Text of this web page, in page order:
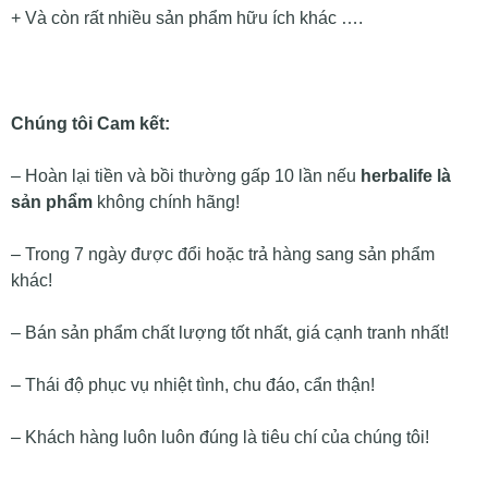
+ Và còn rất nhiều sản phẩm hữu ích khác ….
Chúng tôi Cam kết:
– Hoàn lại tiền và bồi thường gấp 10 lần nếu herbalife là
sản phẩmkhông chính hãng!
– Trong 7 ngày được đổi hoặc trả hàng sang sản phẩm
khác!
– Bán sản phẩm chất lượng tốt nhất, giá cạnh tranh nhất!
– Thái độ phục vụ nhiệt tình, chu đáo, cẩn thận!
– Khách hàng luôn luôn đúng là tiêu chí của chúng tôi!